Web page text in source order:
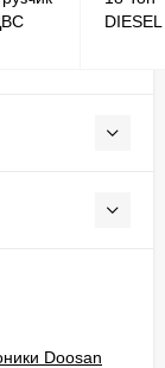
DIESEL
Doosan